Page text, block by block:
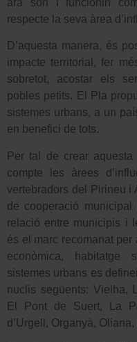
ara són i funcionin
respecte la seva àrea
D’aquesta manera, és
impacte territorial, fer
sobretot, acostar els
pobles petits. El Pla
sistemes urbans, a un
en benefici de tots.
Per tal de crear
compte les àrees
vertebradors del Pirineu i
de cooperació
relació entre municipis i
és el marc recomanat
econòmica, habitatge
sistemes urbans es
nuclis següents: Vielha,
El Pont de Suert, La
d’Urgell, Organyà,